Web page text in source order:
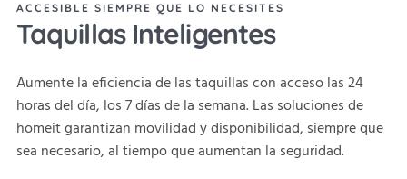
ACCESIBLE SIEMPRE QUE LO NECESITES
Taquillas Inteligentes
Aumente la eficiencia de las taquillas con acceso las 24
horas del día, los 7 días de la semana. Las soluciones de
homeit garantizan movilidad y disponibilidad, siempre que
sea necesario, al tiempo que aumentan la seguridad.